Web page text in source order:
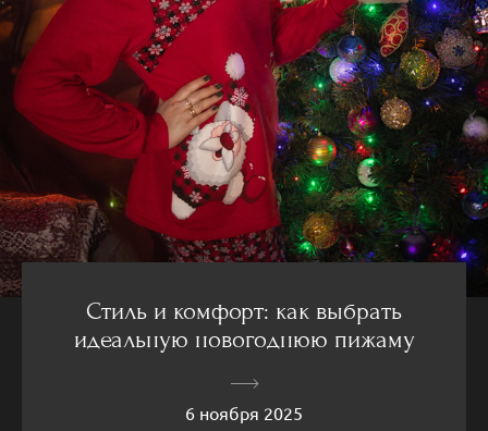
Стиль и комфорт: как выбрать
идеальную новогоднюю пижаму
6 ноября 2025